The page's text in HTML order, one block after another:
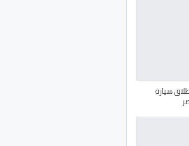
سيارة